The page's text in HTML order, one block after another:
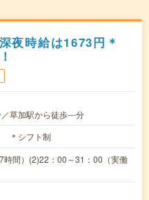
夜時給は1673円＊
草加駅から徒歩---分
＊シフト制
時間）(2)22：00～31：00（実働